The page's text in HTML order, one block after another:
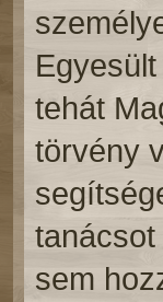
tehát
törvény
sem